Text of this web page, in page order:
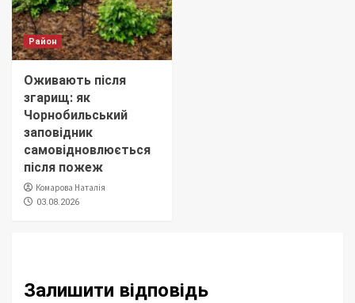
Район
Оживають після
згарищ: як
Чорнобильський
заповідник
самовідновлюється
після пожеж
Комарова Наталія
03.08.2026
Залишити відповідь